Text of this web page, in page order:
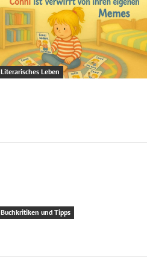
Literarisches Leben
Buchkritiken und Tipps